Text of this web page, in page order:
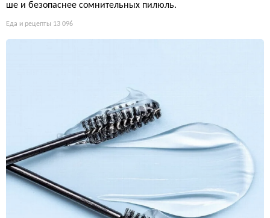
ше и безопаснее сомнительных пилюль.
Еда и рецепты 13 096